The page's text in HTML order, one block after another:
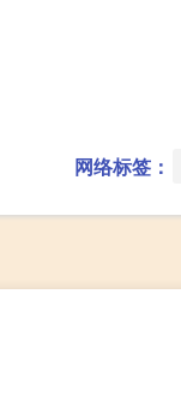
网络标签：